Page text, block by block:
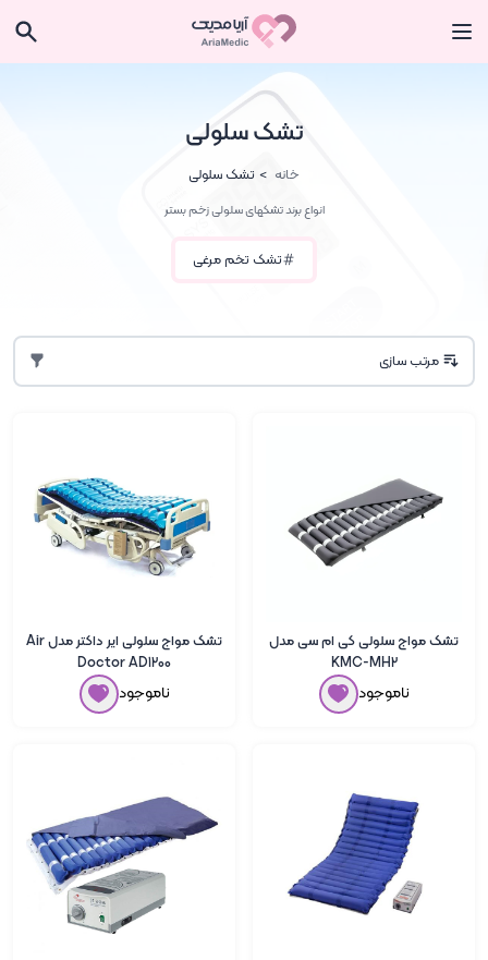
تشک سلولی
خانه تشک سلولی
انواع برند تشکهای سلولی زخم بستر
تشک تخم مرغی
مرتب سازی
تشک مواج سلولی کی ام سی مدل
KMC-MH2
ناموجود
تشک مواج سلولی ایر داکتر مدل Air
Doctor AD1200
ناموجود